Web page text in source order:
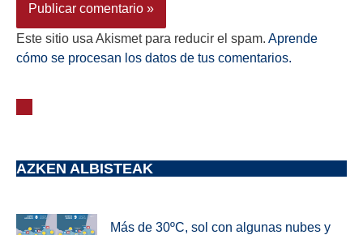
Este sitio usa Akismet para reducir el spam. Aprende
cómo se procesan los datos de tus comentarios.
AZKEN ALBISTEAK
Más de 30ºC, sol con algunas nubes y